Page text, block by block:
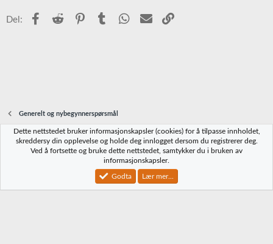
Del: Facebook
Reddit PinterestTumblr WhatsApp
E-post
Generelt og nybegynnerspørsmål
Norbrygg-default
Vilkår og regler Personvernregler
Community platform by XenForo® © 2010-2023 XenForo Ltd.
Dette nettstedet bruker informasjonskapsler (cookies) for å tilpasse innholdet,
skreddersy din opplevelse og holde deg innlogget dersom du registrerer deg.
Ved å fortsette og bruke dette nettstedet, samtykker du i bruken av
informasjonskapsler.
Godta Lær mer...